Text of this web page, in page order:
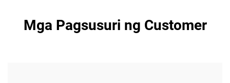
Mga Pagsusuri ng Customer